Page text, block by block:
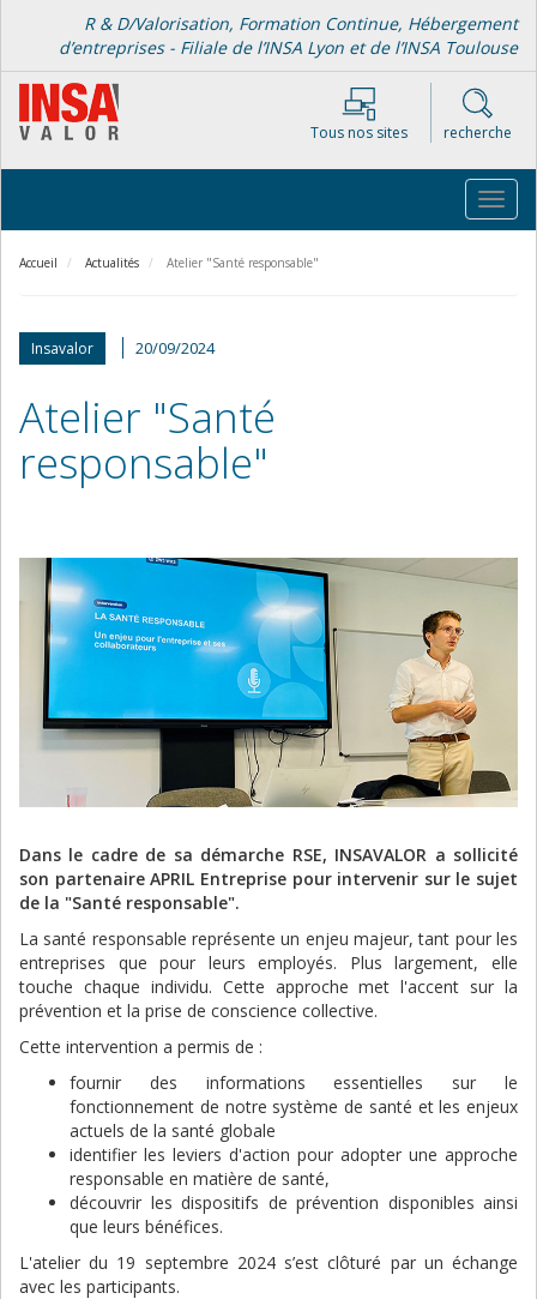
contenu
principal
R & D/Valorisation, Formation Continue, Hébergement
d’entreprises - Filiale de l’INSA Lyon et de l’INSA Toulouse
Tous nos sites recherche
Accueil Actualités Atelier "Santé responsable"
Insavalor 20/09/2024
Atelier "Santé
responsable"
Dans le cadre de sa démarche RSE, INSAVALOR a sollicité
son partenaire APRIL Entreprise pour intervenir sur le sujet
de la "Santé responsable".
La santé responsable représente un enjeu majeur, tant pour les
entreprises que pour leurs employés. Plus largement, elle
touche chaque individu. Cette approche met l'accent sur la
prévention et la prise de conscience collective.
Cette intervention a permis de :
fournir des informations essentielles sur le
fonctionnement de notre système de santé et les enjeux
actuels de la santé globale
identifier les leviers d'action pour adopter une approche
responsable en matière de santé,
découvrir les dispositifs de prévention disponibles ainsi
que leurs bénéfices.
L'atelier du 19 septembre 2024 s’est clôturé par un échange
avec les participants.